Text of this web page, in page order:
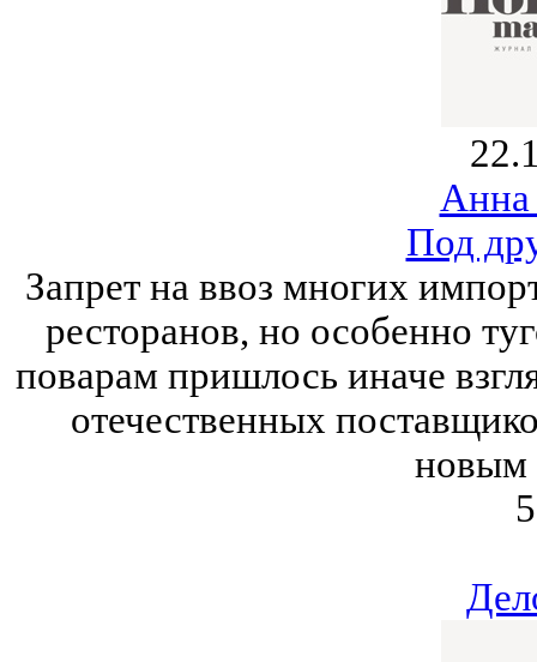
Анна
Под
Запрет на ввоз многих
ресторанов, но особенно
поварам пришлось иначе
отечественных
новым